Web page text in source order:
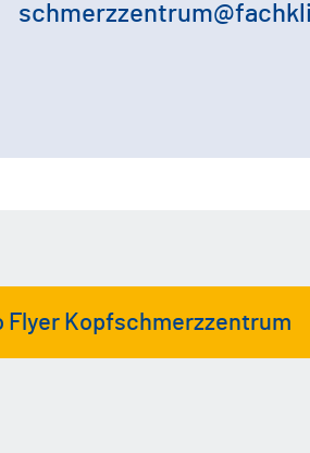
Flyer Kopfschmerzzentrum